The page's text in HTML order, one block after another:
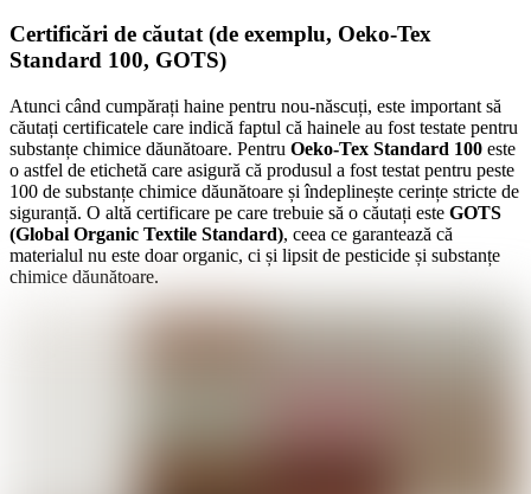
Certificări de căutat (de exemplu, Oeko-Tex
Standard 100, GOTS)
Atunci când cumpărați haine pentru nou-născuți, este important să
căutați certificatele care indică faptul că hainele au fost testate pentru
substanțe chimice dăunătoare. Pentru Oeko-Tex Standard 100 este
o astfel de etichetă care asigură că produsul a fost testat pentru peste
100 de substanțe chimice dăunătoare și îndeplinește cerințe stricte de
siguranță. O altă certificare pe care trebuie să o căutați este GOTS
(Global Organic Textile Standard), ceea ce garantează că
materialul nu este doar organic, ci și lipsit de pesticide și substanțe
chimice dăunătoare.